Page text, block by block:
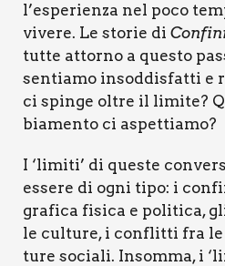
l’esperienza nel poco
vive­re. Le sto­rie di
tut­te attor­no a que­sto
sen­tia­mo insod­di­sfat­ti e
ci spin­ge oltre il limi­te?
bia­men­to ci aspet­tia­mo?
I ‘limi­ti’ di que­ste
esse­re di ogni tipo: i
gra­fi­ca fisi­ca e poli­ti­ca,
le cul­tu­re, i con­flit­ti fra
tu­re socia­li. Insom­ma, i